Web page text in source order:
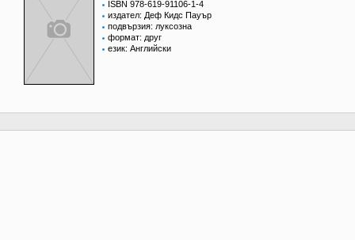
ISBN 978-619-91106-1-4
издател: Деф Кидс Пауър
подвързия: луксозна
формат: друг
език: Английски